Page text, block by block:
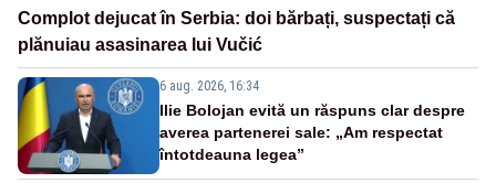
Complot dejucat în Serbia: doi bărbați, suspectați că
plănuiau asasinarea lui Vučić
6 aug. 2026, 16:34
Ilie Bolojan evită un răspuns clar despre
averea partenerei sale: „Am respectat
întotdeauna legea”